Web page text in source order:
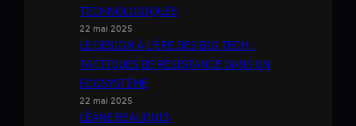
TECHNOLOGIQUES
22 mai 2025
LE DESIGN À L’ÈRE DES BIG TECH :
TACTIQUES DE RÉSISTANCE DANS UN
ÉCOSYSTÈME
22 mai 2025
LÉANE BEAUQUIS